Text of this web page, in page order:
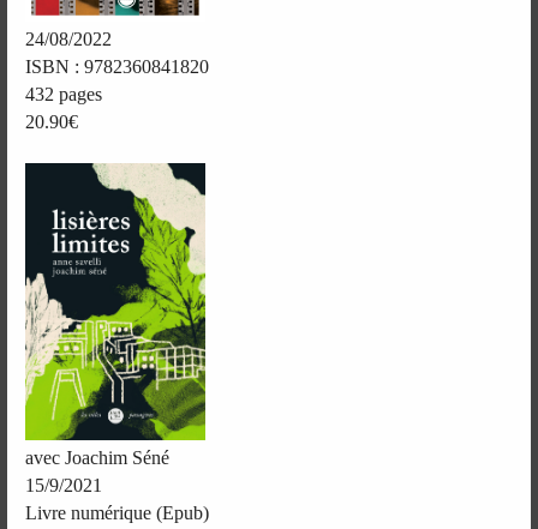
24/08/2022
ISBN : 9782360841820
432 pages
20.90€
avec Joachim Séné
15/9/2021
Livre numérique (Epub)